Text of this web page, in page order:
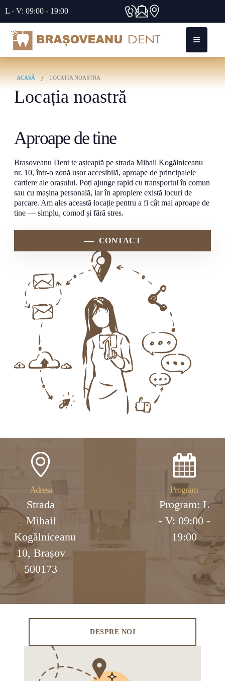
L - V: 09:00 - 19:00
ACASĂ LOCATIA NOASTRA
Locația noastră
Aproape de tine
Brasoveanu Dent te așteaptă pe strada Mihail Kogălniceanu
nr. 10, într-o zonă ușor accesibilă, aproape de principalele
cartiere ale orașului. Poți ajunge rapid cu transportul în comun
sau cu mașina personală, iar în apropiere există locuri de
parcare. Am ales această locație pentru a fi cât mai aproape de
tine — simplu, comod și fără stres.
CONTACT
Adresa
Strada
Mihail
Kogălniceanu
10, Brașov
500173
Program
Program: L
- V: 09:00 -
19:00
DESPRE NOI